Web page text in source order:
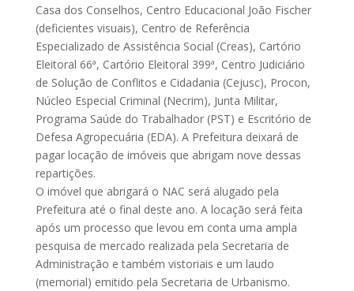
Casa dos Conselhos, Centro Educacional João Fischer
(deficientes visuais), Centro de Referência
Especializado de Assistência Social (Creas), Cartório
Eleitoral 66ª, Cartório Eleitoral 399ª, Centro Judiciário
de Solução de Conflitos e Cidadania (Cejusc), Procon,
Núcleo Especial Criminal (Necrim), Junta Militar,
Programa Saúde do Trabalhador (PST) e Escritório de
Defesa Agropecuária (EDA). A Prefeitura deixará de
pagar locação de imóveis que abrigam nove dessas
repartições.
O imóvel que abrigará o NAC será alugado pela
Prefeitura até o final deste ano. A locação será feita
após um processo que levou em conta uma ampla
pesquisa de mercado realizada pela Secretaria de
Administração e também vistoriais e um laudo
(memorial) emitido pela Secretaria de Urbanismo.